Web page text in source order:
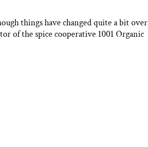
things have changed quite a bit over
of the spice cooperative 1001 Organic